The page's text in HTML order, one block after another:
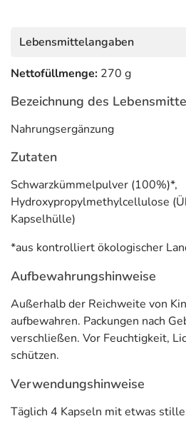
Wollenberger Straße 4
Lebensmittelangaben
Nettofüllmenge: 270 g
Bezeichnung des
Nahrungsergänzung
Zutaten
Schwarzkümmelpulver (100%)*,
Hydroxypropylmethylcellulose
Kapselhülle)
*aus kontrolliert ökologischer
Aufbewahrungshinweise
Außerhalb der Reichweite von
aufbewahren. Packungen nach
verschließen. Vor Feuchtigkeit,
schützen.
Verwendungshinweise
Täglich 4 Kapseln mit etwas